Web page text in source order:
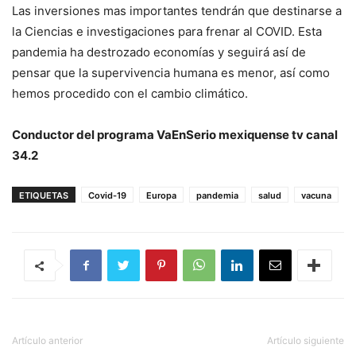
Las inversiones mas importantes tendrán que destinarse a
la Ciencias e investigaciones para frenar al COVID. Esta
pandemia ha destrozado economías y seguirá así de
pensar que la supervivencia humana es menor, así como
hemos procedido con el cambio climático.
Conductor del programa VaEnSerio mexiquense tv canal
34.2
ETIQUETAS Covid-19 Europa pandemia salud vacuna
Artículo anterior Artículo siguiente